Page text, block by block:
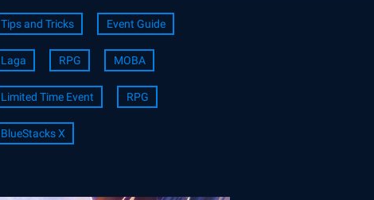
Tips and Tricks Event Guide
Laga RPG MOBA
Limited Time Event RPG
BlueStacks X